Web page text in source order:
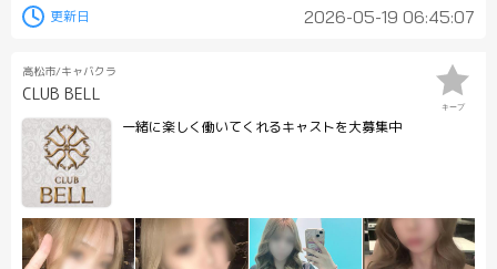
2026-05-19 06:45:07
高松市/キャバクラ
CLUB BELL
キープ
一緒に楽しく働いてくれるキャストを大募集中